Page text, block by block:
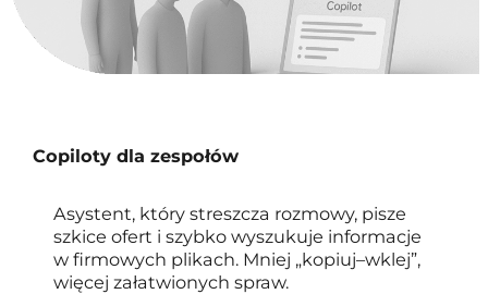
Copiloty dla zespołów
Asystent, który streszcza rozmowy, pisze
szkice ofert i szybko wyszukuje informacje
w firmowych plikach. Mniej „kopiuj–wklej”,
więcej załatwionych spraw.